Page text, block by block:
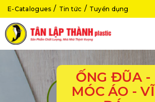
E-Catalogues Tin tức Tuyển dụng
ỐNG ĐŨA -
MÓC ÁO - VĨ